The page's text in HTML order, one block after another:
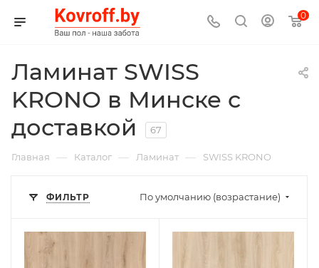
0
Ламинат SWISS
KRONO в Минске с
доставкой
67
Главная — Каталог — Ламинат — SWISS KRONO
ФИЛЬТР По умолчанию (возрастание)